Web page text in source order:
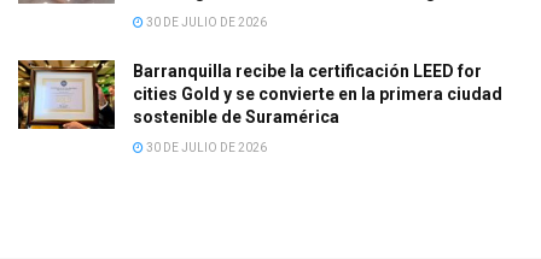
30 DE JULIO DE 2026
Barranquilla recibe la certificación LEED for
cities Gold y se convierte en la primera ciudad
sostenible de Suramérica
30 DE JULIO DE 2026